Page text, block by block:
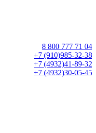
8 800 777 71 04
+7 (910)985-32-38
+7 (4932)41-89-32
+7 (4932)30-05-45